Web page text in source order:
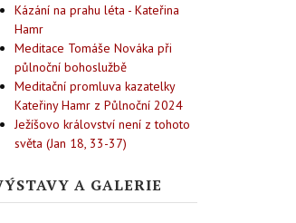
Kázání na prahu léta - Kateřina
Hamr
Meditace Tomáše Nováka při
půlnoční bohoslužbě
Meditační promluva kazatelky
Kateřiny Hamr z Půlnoční 2024
Ježíšovo království není z tohoto
světa (Jan 18, 33-37)
A GALERIE